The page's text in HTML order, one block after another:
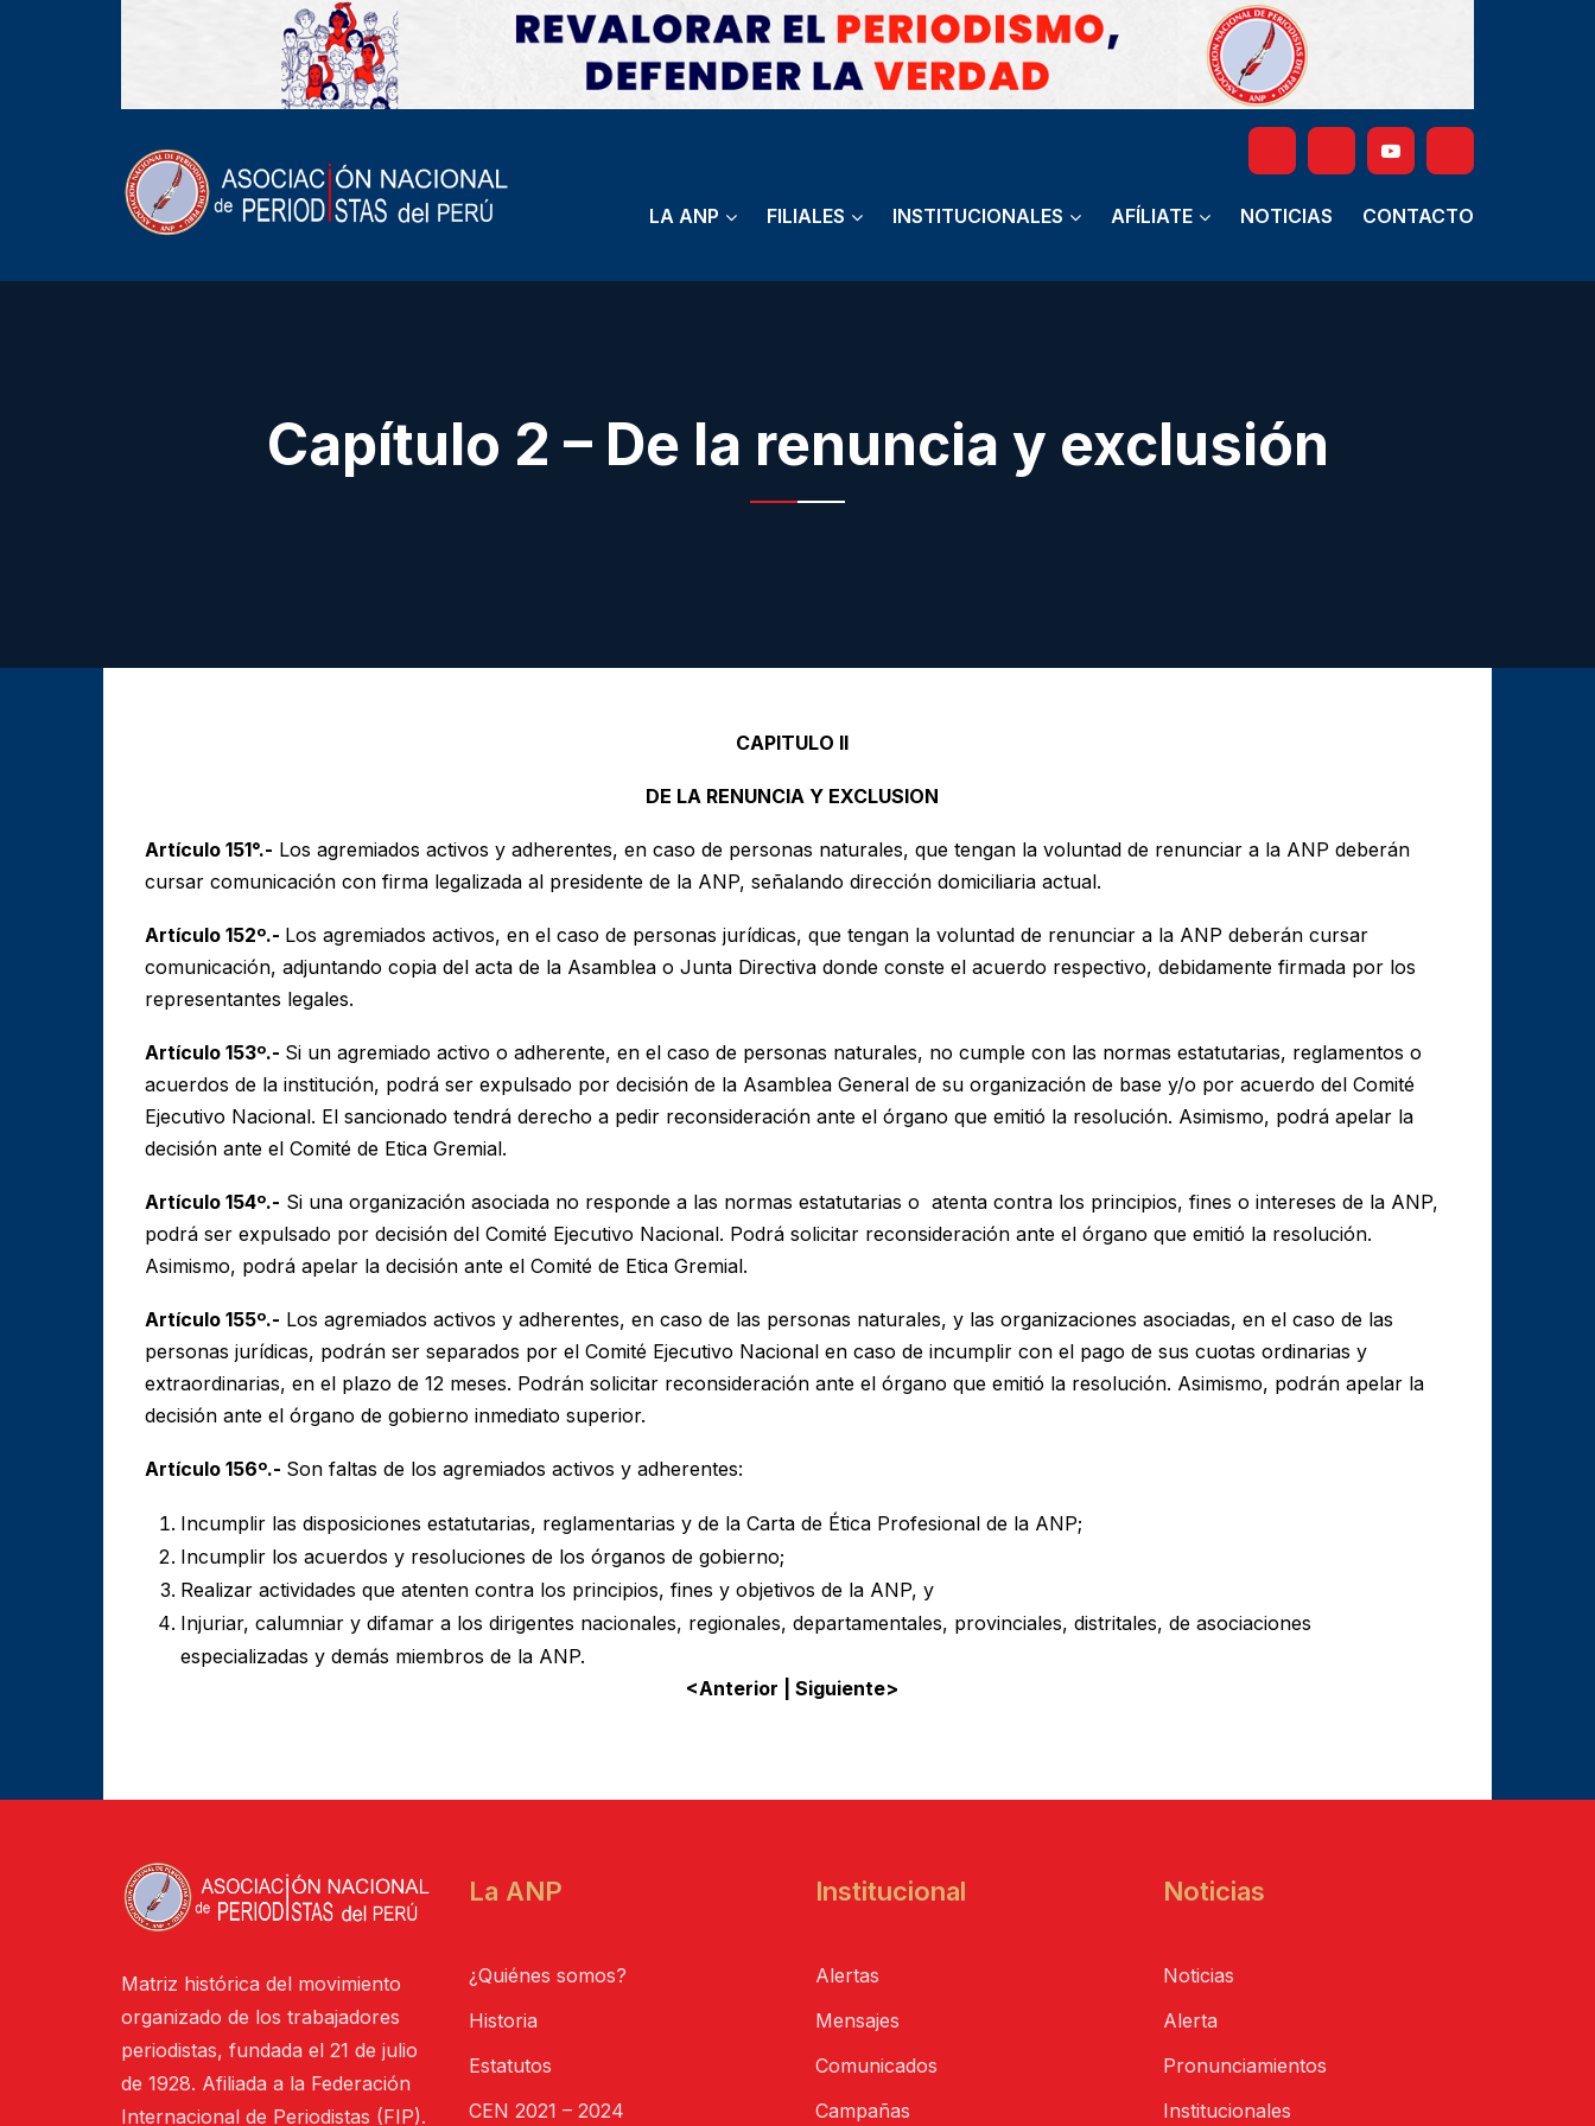
LA ANP FILIALES INSTITUCIONALES AFÍLIATE NOTICIAS CONTACTO
Capítulo 2 – De la renuncia y exclusión
CAPITULO II
DE LA RENUNCIA Y EXCLUSION
Artículo 151°.- Los agremiados activos y adherentes, en caso de personas naturales, que tengan la voluntad de renunciar a la ANP deberán
cursar comunicación con firma legalizada al presidente de la ANP, señalando dirección domiciliaria actual.
Artículo 152º.- Los agremiados activos, en el caso de personas jurídicas, que tengan la voluntad de renunciar a la ANP deberán cursar
comunicación, adjuntando copia del acta de la Asamblea o Junta Directiva donde conste el acuerdo respectivo, debidamente firmada por los
representantes legales.
Artículo 153º.- Si un agremiado activo o adherente, en el caso de personas naturales, no cumple con las normas estatutarias, reglamentos o
acuerdos de la institución, podrá ser expulsado por decisión de la Asamblea General de su organización de base y/o por acuerdo del Comité
Ejecutivo Nacional. El sancionado tendrá derecho a pedir reconsideración ante el órgano que emitió la resolución. Asimismo, podrá apelar la
decisión ante el Comité de Etica Gremial.
Artículo 154º.- Si una organización asociada no responde a las normas estatutarias o atenta contra los principios, fines o intereses de la ANP,
podrá ser expulsado por decisión del Comité Ejecutivo Nacional. Podrá solicitar reconsideración ante el órgano que emitió la resolución.
Asimismo, podrá apelar la decisión ante el Comité de Etica Gremial.
Artículo 155º.- Los agremiados activos y adherentes, en caso de las personas naturales, y las organizaciones asociadas, en el caso de las
personas jurídicas, podrán ser separados por el Comité Ejecutivo Nacional en caso de incumplir con el pago de sus cuotas ordinarias y
extraordinarias, en el plazo de 12 meses. Podrán solicitar reconsideración ante el órgano que emitió la resolución. Asimismo, podrán apelar la
decisión ante el órgano de gobierno inmediato superior.
Artículo 156º.- Son faltas de los agremiados activos y adherentes:
Incumplir las disposiciones estatutarias, reglamentarias y de la Carta de Ética Profesional de la ANP;
Incumplir los acuerdos y resoluciones de los órganos de gobierno;
Realizar actividades que atenten contra los principios, fines y objetivos de la ANP, y
Injuriar, calumniar y difamar a los dirigentes nacionales, regionales, departamentales, provinciales, distritales, de asociaciones
especializadas y demás miembros de la ANP.
<Anterior
Siguiente>
Matriz histórica del movimiento
organizado de los trabajadores
periodistas, fundada el 21 de julio
de 1928. Afiliada a la Federación
Internacional de Periodistas (FIP).
La ANP
¿Quiénes somos?
Historia
Estatutos
CEN 2021 – 2024
Institucional
Alertas
Mensajes
Comunicados
Campañas
Noticias
Noticias
Alerta
Pronunciamientos
Institucionales